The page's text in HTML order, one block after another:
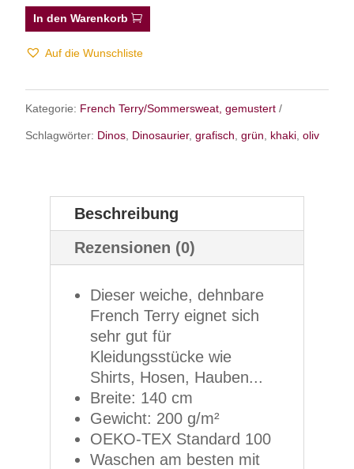
In den Warenkorb
Auf die Wunschliste
Kategorie: French Terry/Sommersweat, gemustert
Schlagwörter: Dinos Dinosaurier,grafisch ,grün khaki ,oliv
Beschreibung
Rezensionen (0)
Dieser weiche, dehnbare
French Terry eignet sich
sehr gut für
Kleidungsstücke wie
Shirts, Hosen, Hauben...
Breite: 140 cm
Gewicht: 200 g/m²
OEKO-TEX Standard 100
Waschen am besten mit